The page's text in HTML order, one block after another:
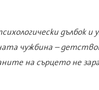
дълбок
чужбина –
на сърцето не